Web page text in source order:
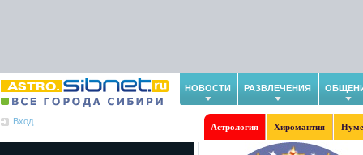
НОВОСТИ РАЗВЛЕЧЕНИЯ
Вход
Астрология Хиромантия